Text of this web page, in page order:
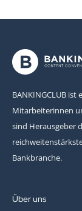
BANKINGCLUB
Mitarbeiterinnen
sind Herausgeber
Bankbranche.
Über uns